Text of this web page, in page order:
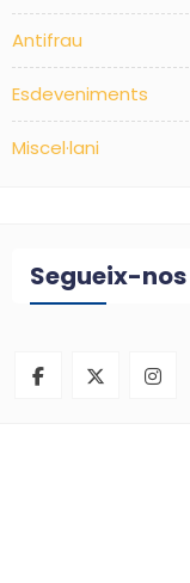
Antifrau
Esdeveniments
Miscel·lani
Segueix-nos